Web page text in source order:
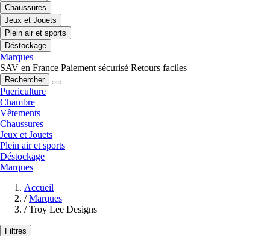
Chaussures
Jeux et Jouets
Plein air et sports
Déstockage
Marques
SAV en France Paiement sécurisé Retours faciles
Rechercher
Puericulture
Chambre
Vêtements
Chaussures
Jeux et Jouets
Plein air et sports
Déstockage
Marques
Accueil
/ Marques
/ Troy Lee Designs
Filtres